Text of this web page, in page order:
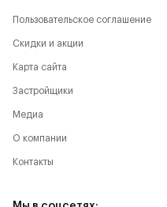
Пользовательское соглашение
Скидки и акции
Карта сайта
Застройщики
Медиа
О компании
Контакты